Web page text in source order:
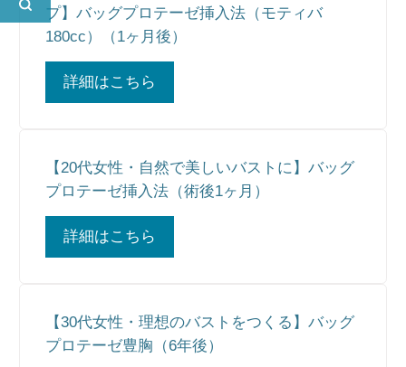
プ】バッグプロテーゼ挿入法（モティバ
180cc）（1ヶ月後）
詳細はこちら
【20代女性・自然で美しいバストに】バッグ
プロテーゼ挿入法（術後1ヶ月）
詳細はこちら
【30代女性・理想のバストをつくる】バッグ
プロテーゼ豊胸（6年後）